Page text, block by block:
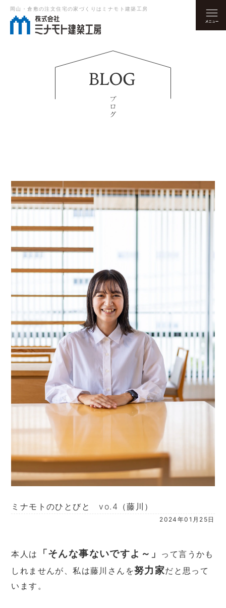
岡山・倉敷の注文住宅の家づくりはミナモト建築工房
ミナモトのひとびと vo.4（藤川）
2024年01月25日
本人は 「そんな事ないですよ～」
って言うかも
しれませんが、私は藤川さんを努力家だと思って
います。